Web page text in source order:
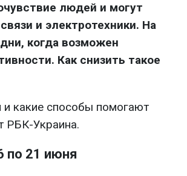
людей и могут
и электротехники. На
когда возможен
Как снизить такое
какие способы помогают
РБК-Украина.
по 21 июня